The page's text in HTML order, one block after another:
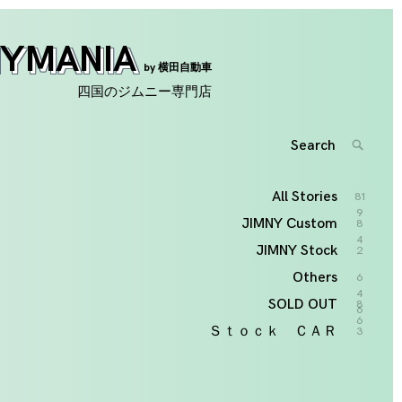
by 横田自動車
四国のジムニー専門店
All Stories
81
9
JIMNY Custom
8
4
JIMNY Stock 2
Others
6
4
6
SOLD OUT
8
6
Ｓｔｏｃｋ ＣＡＲ 3